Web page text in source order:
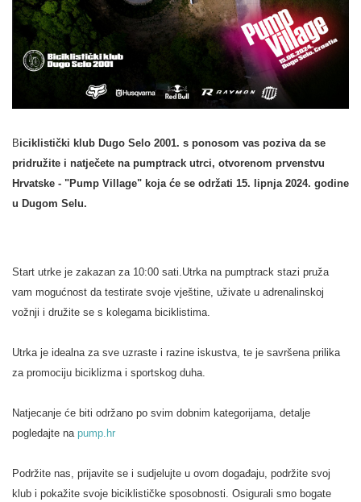
Biciklistički klub Dugo Selo 2001. s ponosom vas poziva da se
pridružite i natječete na pumptrack utrci, otvorenom prvenstvu
Hrvatske - "Pump Village" koja će se održati 15. lipnja 2024. godine
u Dugom Selu.
Start utrke je zakazan za 10:00 sati.Utrka na pumptrack stazi pruža
vam mogućnost da testirate svoje vještine, uživate u adrenalinskoj
vožnji i družite se s kolegama biciklistima.
Utrka je idealna za sve uzraste i razine iskustva, te je savršena prilika
za promociju biciklizma i sportskog duha.
Natjecanje će biti održano po svim dobnim kategorijama, detalje
pogledajte na pump.hr
Podržite nas, prijavite se i sudjelujte u ovom događaju, podržite svoj
klub i pokažite svoje biciklističke sposobnosti. Osigurali smo bogate